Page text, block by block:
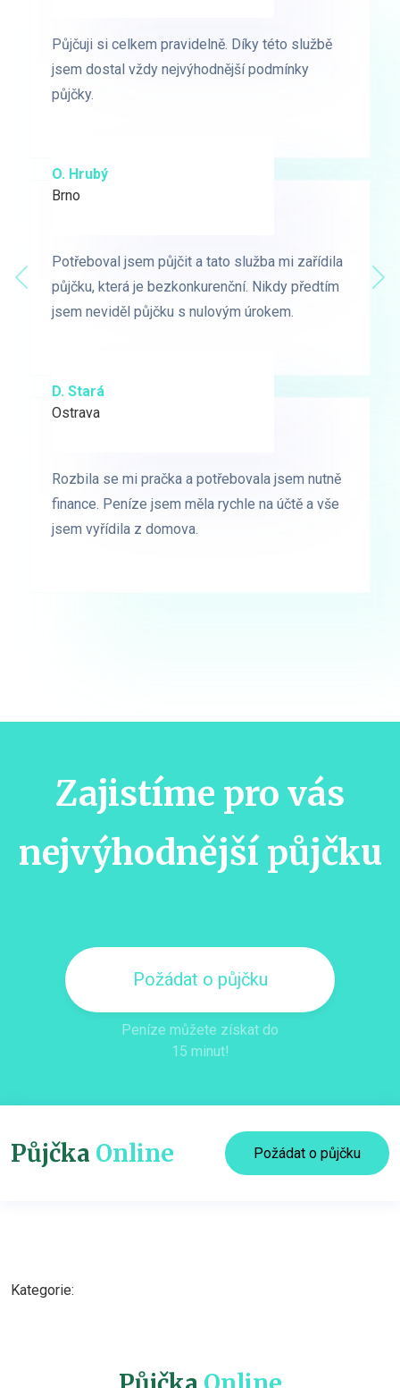
Půjčuji si celkem pravidelně. Díky této službě
jsem dostal vždy nejvýhodnější podmínky
půjčky.
O. Hrubý
Brno
Potřeboval jsem půjčit a tato služba mi zařídila
půjčku, která je bezkonkurenční. Nikdy předtím
jsem neviděl půjčku s nulovým úrokem.
D. Stará
Ostrava
Rozbila se mi pračka a potřebovala jsem nutně
finance. Peníze jsem měla rychle na účtě a vše
jsem vyřídila z domova.
Půjčuji si celkem pravidelně. Díky této službě
jsem dostal vždy nejvýhodnější podmínky
půjčky.
D. Starý
Praha
Potřeboval jsem půjčit a tato služba mi zařídila
půjčku, která je bezkonkurenční. Nikdy předtím
jsem neviděl půjčku s nulovým úrokem.
L. Milá
Ostrava
Rozbila se mi pračka a potřebovala jsem nutně
finance. Peníze jsem měla rychle na účtě a vše
jsem vyřídila z domova.
Předchozí
Zajistíme pro vás
nejvýhodnější půjčku
Požádat o půjčku
Peníze můžete získat do
15 minut!
Půjčka Online Požádat o půjčku
Kategorie: